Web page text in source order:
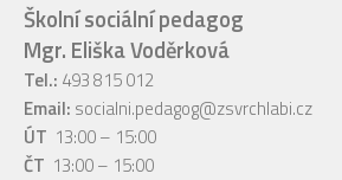
Školní sociální pedagog
Mgr. Eliška Voděrková
Tel.: 493 815 012
Email: socialni.pedagog@zsvrchlabi.cz
ÚT 13:00 – 15:00
ČT 13:00 – 15:00